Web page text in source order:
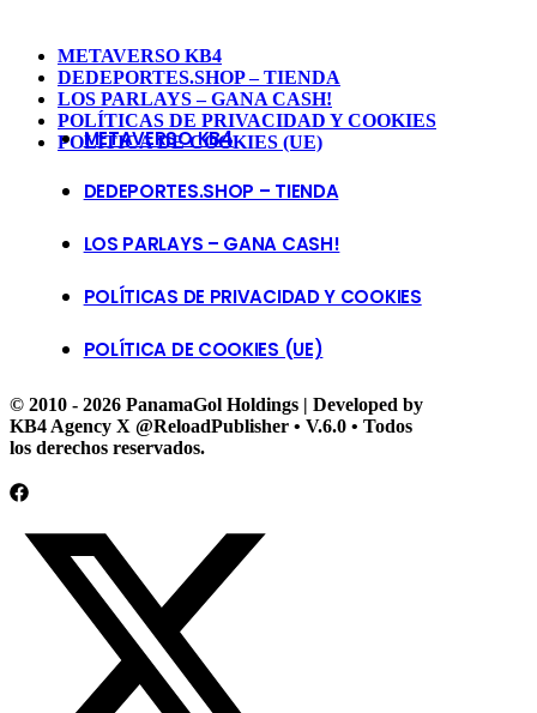
METAVERSO KB4
DEDEPORTES.SHOP – TIENDA
LOS PARLAYS – GANA CASH!
POLÍTICAS DE PRIVACIDAD Y COOKIES
POLÍTICA DE COOKIES (UE)
METAVERSO KB4
DEDEPORTES.SHOP – TIENDA
LOS PARLAYS – GANA CASH!
POLÍTICAS DE PRIVACIDAD Y COOKIES
POLÍTICA DE COOKIES (UE)
© 2010 - 2026 PanamaGol Holdings | Developed by
KB4 Agency X @ReloadPublisher • V.6.0 • Todos
los derechos reservados.